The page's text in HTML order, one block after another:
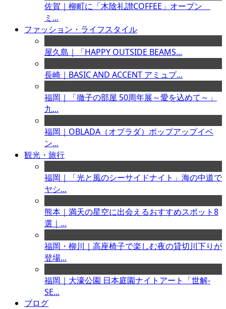
佐賀｜柳町に「木陰礼讃COFFEE」オープン
ミ...
ファッション・ライフスタイル
屋久島｜「HAPPY OUTSIDE BEAMS...
長崎｜BASIC AND ACCENT アミュプ...
福岡｜「徹子の部屋 50周年展～愛を込めて～」
九...
福岡｜OBLADA（オブラダ）ポップアップイベ
ン...
観光・旅行
福岡｜「光と風のシーサイドナイト」海の中道で
ヤシ...
熊本｜満天の星空に出会えるおすすめスポット8
選｜...
福岡・柳川｜高座椅子で楽しむ夜の貸切川下りが
登場...
福岡｜大濠公園 日本庭園ナイトアート「世解-
SE...
ブログ